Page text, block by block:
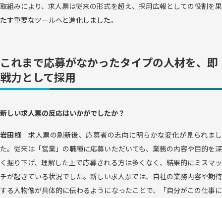
取組みにより、求人票は従来の形式を超え、採用広報としての役割を果
たす重要なツールへと進化しました。
これまで応募がなかったタイプの人材を、即
戦力として採用
新しい求人票の反応はいかがでしたか？
岩田様
求人票の刷新後、応募者の志向に明らかな変化が見られまし
た。従来は「営業」の職種に応募いただいても、業務の内容や目的を深
く掘り下げ、理解した上で応募される方は多くなく、結果的にミスマッ
チが起きている状況でした。新しい求人票では、自社の業務内容や期待
する人物像が具体的に伝わるようになったことで、「自分がこの仕事に